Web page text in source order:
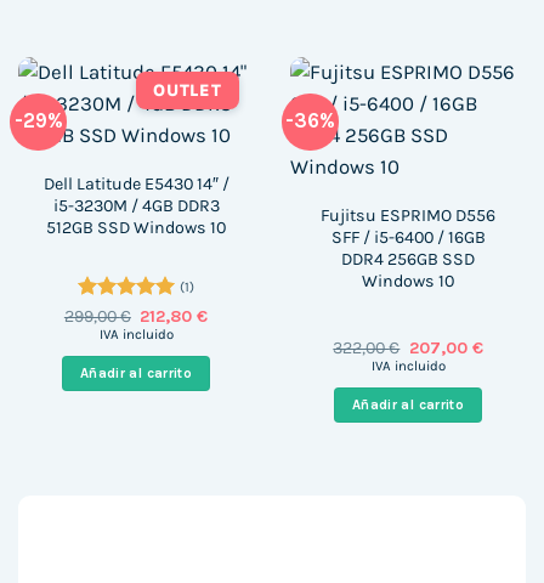
-29%
OUTLET
Dell Latitude E5430 14″ /
i5-3230M / 4GB DDR3
512GB SSD Windows 10
Valorado
con5de 5
(1)
299,00€ El
precio
era:
299,00 €.
212,80€El
es:
212,80 €.
IVA incluido
Añadir al carrito
-36%
Fujitsu ESPRIMO D556
SFF / i5-6400 / 16GB
DDR4 256GB SSD
Windows 10
322,00€ El
precio
era:
322,00 €.
207,00 €El
es:
207,00
IVA incluido
Añadir al carrito